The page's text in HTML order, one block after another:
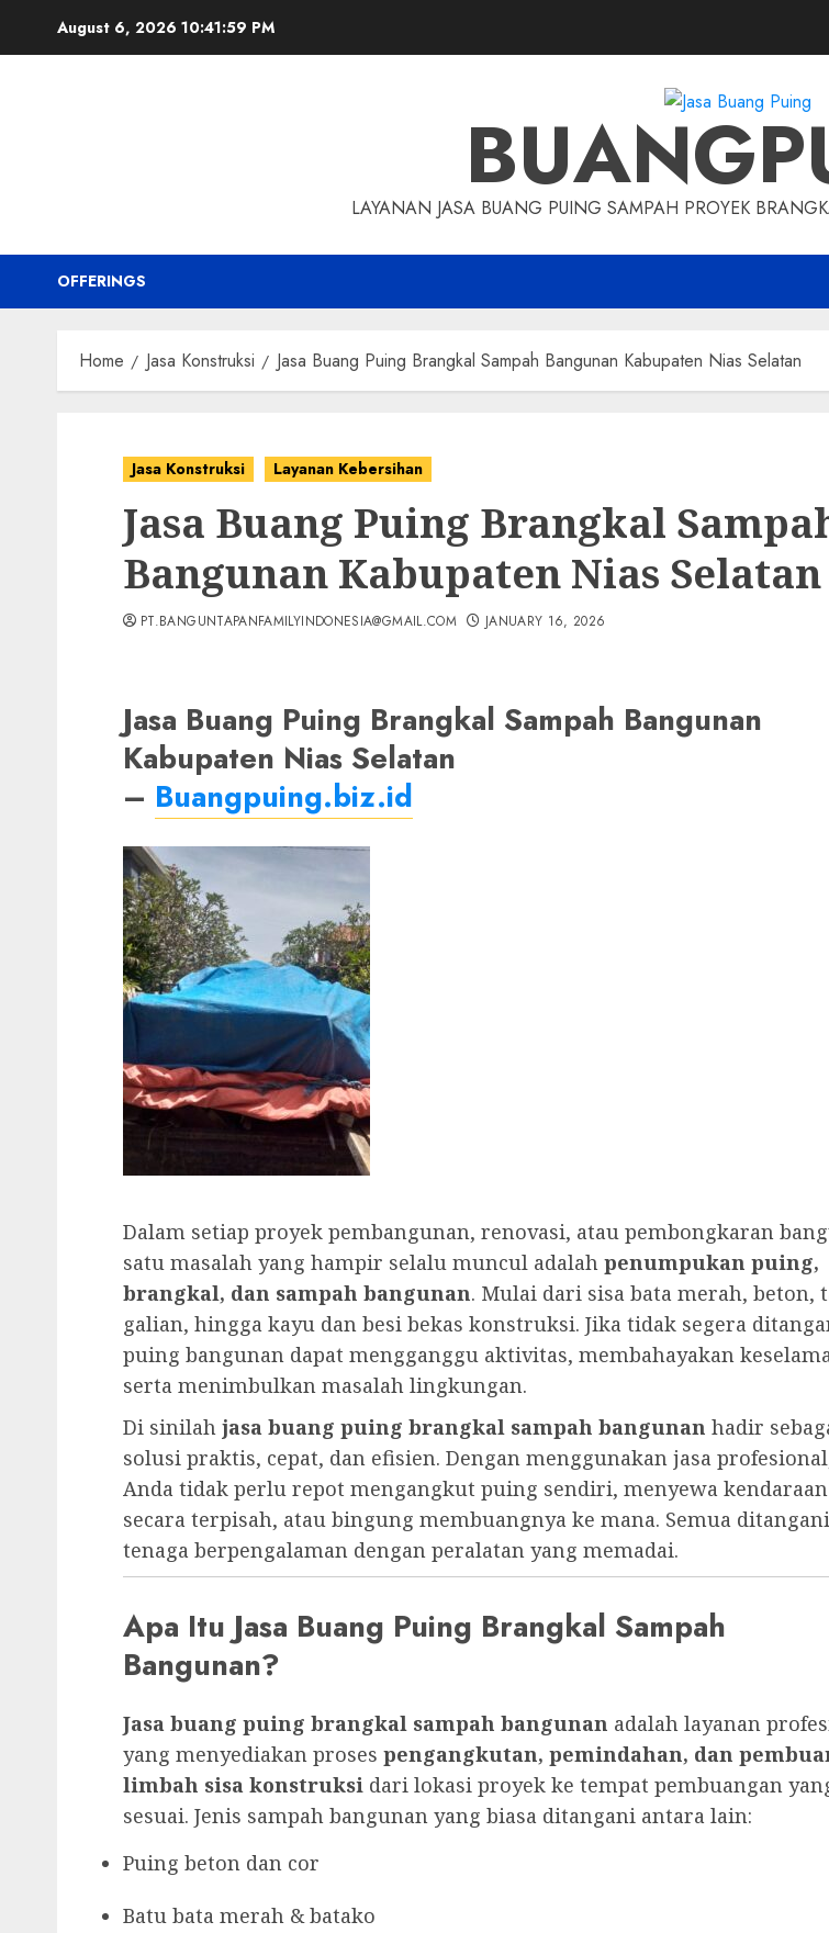
August 6, 2026 10:42:00 PM
LAYANAN JASA BUANG PUING SAMPAH PROYEK
OFFERINGS
Home Jasa Konstruksi Jasa Buang Puing Brangkal Sampah Bangunan Kabupaten Nias Selatan
Jasa Konstruksi Layanan Kebersihan
Jasa Buang Puing Brangkal
Bangunan Kabupaten Nias Selatan
PT.BANGUNTAPANFAMILYINDONESIA@GMAIL.COM JANUARY 16, 2026
Jasa Buang Puing Brangkal Sampah Bangunan
Kabupaten Nias Selatan
– Buangpuing.biz.id
Dalam setiap proyek pembangunan, renovasi, atau pembongkaran
satu masalah yang hampir selalu muncul adalah penumpukan puing,
brangkal, dan sampah bangunan. Mulai dari sisa bata merah, beton,
galian, hingga kayu dan besi bekas konstruksi. Jika tidak segera
puing bangunan dapat mengganggu aktivitas, membahayakan
serta menimbulkan masalah lingkungan.
Di sinilah jasa buang puing brangkal sampah bangunan hadir
solusi praktis, cepat, dan efisien. Dengan menggunakan jasa
Anda tidak perlu repot mengangkut puing sendiri, menyewa kendaraan
secara terpisah, atau bingung membuangnya ke mana. Semua
tenaga berpengalaman dengan peralatan yang memadai.
Apa Itu Jasa Buang Puing Brangkal Sampah
Bangunan?
Jasa buang puing brangkal sampah bangunan adalah layanan
yang menyediakan proses pengangkutan, pemindahan, dan
limbah sisa konstruksi dari lokasi proyek ke tempat pembuangan
sesuai. Jenis sampah bangunan yang biasa ditangani antara lain:
Puing beton dan cor
Batu bata merah & batako